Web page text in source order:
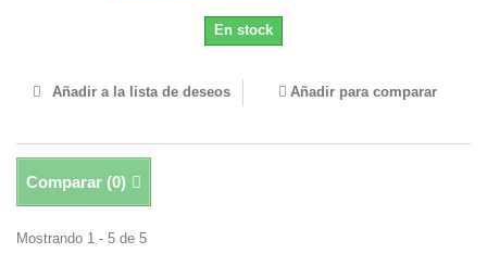
En stock
Añadir a la lista de deseos Añadir para comparar
Comparar (0)
Mostrando 1 - 5 de 5